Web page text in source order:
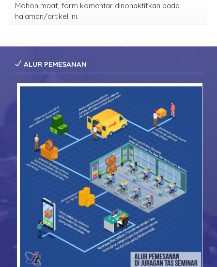
Mohon maaf, form komentar dinonaktifkan pada
halaman/artikel ini.
ALUR PEMESANAN